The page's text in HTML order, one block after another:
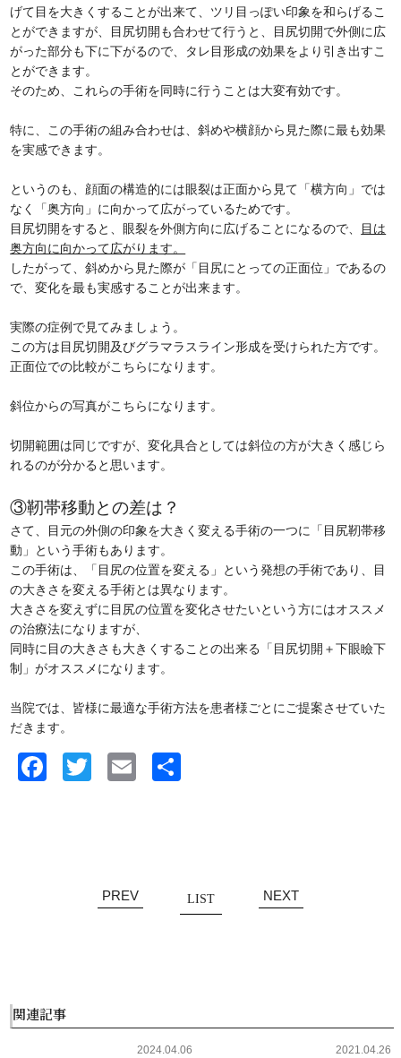
げて目を大きくすることが出来て、ツリ目っぽい印象を和らげるこ
とができますが、目尻切開も合わせて行うと、目尻切開で外側に広
がった部分も下に下がるので、タレ目形成の効果をより引き出すこ
とができます。
そのため、これらの手術を同時に行うことは大変有効です。
特に、この手術の組み合わせは、斜めや横顔から見た際に最も効果
を実感できます。
というのも、顔面の構造的には眼裂は正面から見て「横方向」では
なく「奥方向」に向かって広がっているためです。
目尻切開をすると、眼裂を外側方向に広げることになるので、
目は
奥方向に向かって広がります。
したがって、斜めから見た際が「目尻にとっての正面位」であるの
で、変化を最も実感することが出来ます。
実際の症例で見てみましょう。
この方は目尻切開及びグラマラスライン形成を受けられた方です。
正面位での比較がこちらになります。
斜位からの写真がこちらになります。
切開範囲は同じですが、変化具合としては斜位の方が大きく感じら
れるのが分かると思います。
③靭帯移動との差は？
さて、目元の外側の印象を大きく変える手術の一つに「目尻靭帯移
動」という手術もあります。
この手術は、「目尻の位置を変える」という発想の手術であり、目
の大きさを変える手術とは異なります。
大きさを変えずに目尻の位置を変化させたいという方にはオススメ
の治療法になりますが、
同時に目の大きさも大きくすることの出来る「目尻切開＋下眼瞼下
制」がオススメになります。
当院では、皆様に最適な手術方法を患者様ごとにご提案させていた
だきます。
Facebook
TwitterEmail
PREV LIST NEXT
関連記事
2024.04.06 2021.04.26